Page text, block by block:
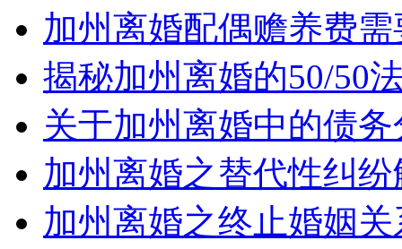
加州离婚配偶赡养费
揭秘加州离婚的50/50
关于加州离婚中的债
加州离婚之替代性纠
加州离婚之终止婚姻关